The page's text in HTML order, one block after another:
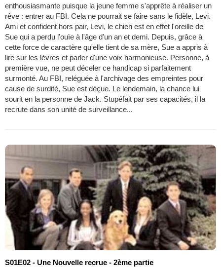
enthousiasmante puisque la jeune femme s'apprête à réaliser un
rêve : entrer au FBI. Cela ne pourrait se faire sans le fidèle, Levi.
Ami et confident hors pair, Levi, le chien est en effet l'oreille de
Sue qui a perdu l'ouïe à l'âge d'un an et demi. Depuis, grâce à
cette force de caractère qu'elle tient de sa mère, Sue a appris à
lire sur les lèvres et parler d'une voix harmonieuse. Personne, à
première vue, ne peut déceler ce handicap si parfaitement
surmonté. Au FBI, reléguée à l'archivage des empreintes pour
cause de surdité, Sue est déçue. Le lendemain, la chance lui
sourit en la personne de Jack. Stupéfait par ses capacités, il la
recrute dans son unité de surveillance...
S01E02 - Une Nouvelle recrue - 2ème partie